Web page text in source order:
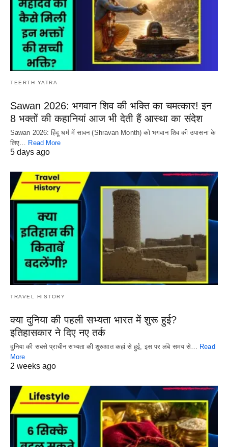
TEERTH YATRA
Sawan 2026: भगवान शिव की भक्ति का चमत्कार! इन
8 भक्तों की कहानियां आज भी देती हैं आस्था का संदेश
Sawan 2026: हिंदू धर्म में सावन (Shravan Month) को भगवान शिव की उपासना के
लिए… Read More
5 days ago
TRAVEL HISTORY
क्या दुनिया की पहली सभ्यता भारत में शुरू हुई?
इतिहासकार ने दिए नए तर्क
दुनिया की सबसे प्राचीन सभ्यता की शुरुआत कहां से हुई, इस पर लंबे समय से…
Read
More
2 weeks ago